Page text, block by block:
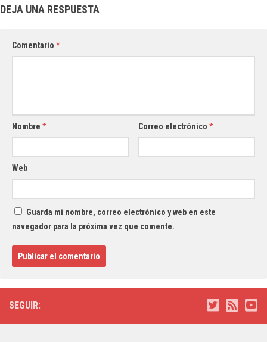
DEJA UNA RESPUESTA
Comentario *
Nombre * Correo electrónico*
Web
Guarda mi nombre, correo electrónico y web en este
navegador para la próxima vez que comente.
SEGUIR: